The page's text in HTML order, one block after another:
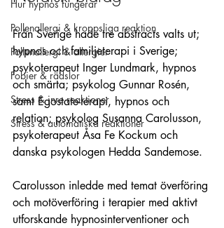
Hur hypnos fungerar
Pollenallergi & kroppsliga reaktion
Pollenallergi & allergier
Fobier & rädslor
Stress & inre reaktioner
Stress & automatiska reaktioner
Från Sverige hade tre abstracts valts ut;
hypnos och familjeterapi i Sverige;
psykoterapeut Inger Lundmark, hypnos
och smärta; psykolog Gunnar Rosén,
samt Egostate-terapi, hypnos och
relation; psykolog Susanna Carolusson,
psykoterapeut Åsa Fe Kockum och
danska psykologen Hedda Sandemose.
Carolusson inledde med temat överföring
och motöverföring i terapier med aktivt
utforskande hypnosinterventioner och